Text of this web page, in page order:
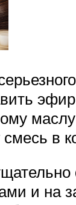
смесь в
и на